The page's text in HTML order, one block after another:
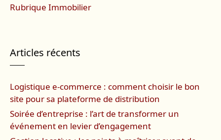
Rubrique Immobilier
Articles récents
Logistique e-commerce : comment choisir le bon
site pour sa plateforme de distribution
Soirée d’entreprise : l’art de transformer un
événement en levier d’engagement